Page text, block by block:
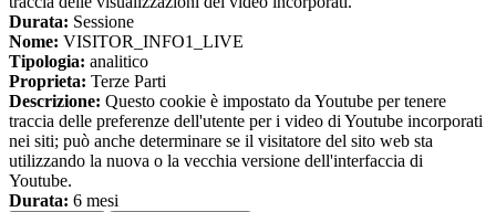
Durata: Sessione
Nome: VISITOR_INFO1_LIVE
Tipologia: analitico
Proprieta: Terze Parti
Descrizione: Questo cookie è impostato da Youtube per tenere
traccia delle preferenze dell'utente per i video di Youtube incorporati
nei siti; può anche determinare se il visitatore del sito web sta
utilizzando la nuova o la vecchia versione dell'interfaccia di
Youtube.
Durata: 6 mesi